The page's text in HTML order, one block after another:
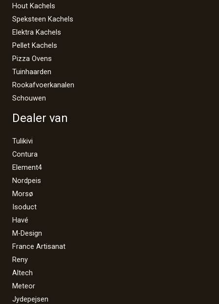
Hout Kachels
Speksteen Kachels
Elektra Kachels
Pellet Kachels
Pizza Ovens
Tuinhaarden
Rookafvoerkanalen
Schouwen
Dealer van
Tulikivi
Contura
Element4
Nordpeis
Morsø
Isoduct
Havé
M-Design
France Artisanat
Reny
Altech
Meteor
Jydepejsen